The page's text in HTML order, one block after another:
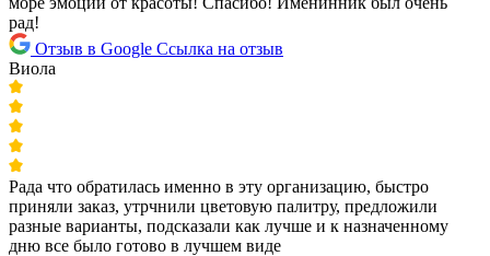
рад!
Отзыв в Google Ссылка на отзыв
Виола
Рада что обратилась именно в эту организацию, быстро
приняли заказ, утрчнили цветовую палитру, предложили
разные варианты, подсказали как лучше и к назначенному
дню все было готово в лучшем виде